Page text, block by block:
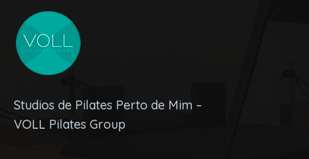
Studios de Pilates Perto de Mim –
VOLL Pilates Group